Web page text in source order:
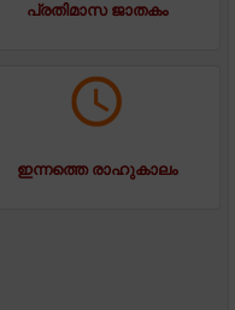
പ്രതിമാസ ജാതകം
ഇന്നത്തെ രാഹുകാലം